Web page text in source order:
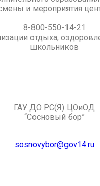
и мероприятия
8-800-550-14-21
отдыха,
школьников
ГАУ ДО РС(Я) ЦОиОД
“Сосновый бор”
sosnovybor@gov14.ru